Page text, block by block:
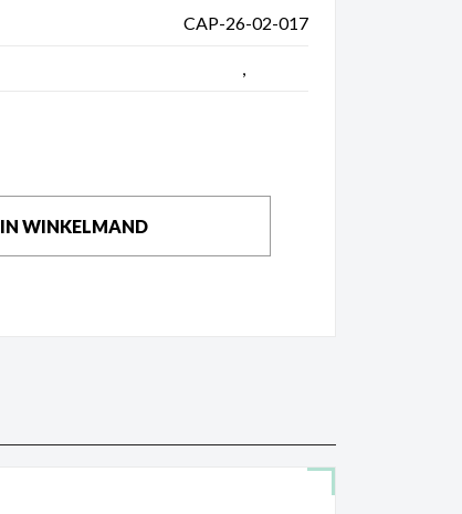
CAP-26-02-017
,
IN WINKELMAND